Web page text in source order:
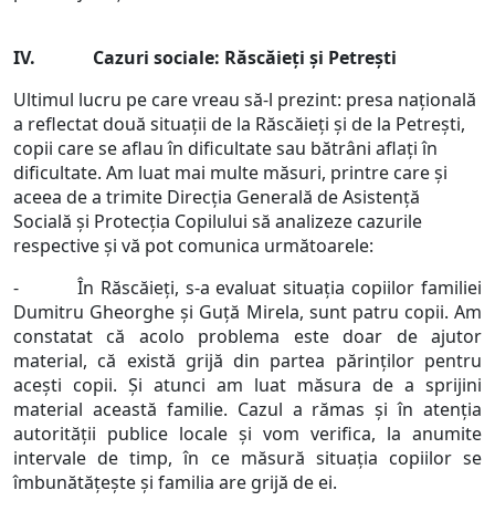
IV. Cazuri sociale: Răscăieți și Petrești
Ultimul lucru pe care vreau să-l prezint: presa națională
a reflectat două situații de la Răscăieți și de la Petrești,
copii care se aflau în dificultate sau bătrâni aflați în
dificultate. Am luat mai multe măsuri, printre care și
aceea de a trimite Direcția Generală de Asistență
Socială și Protecția Copilului să analizeze cazurile
respective și vă pot comunica următoarele:
- În Răscăieți, s-a evaluat situația copiilor familiei
Dumitru Gheorghe și Guță Mirela, sunt patru copii. Am
constatat că acolo problema este doar de ajutor
material, că există grijă din partea părinților pentru
acești copii. Și atunci am luat măsura de a sprijini
material această familie. Cazul a rămas și în atenția
autorității publice locale și vom verifica, la anumite
intervale de timp, în ce măsură situația copiilor se
îmbunătățește și familia are grijă de ei.